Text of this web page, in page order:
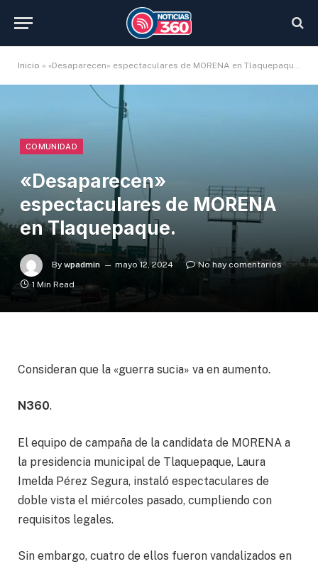
Inicio » «Desaparecen» espectaculares de MORENA en Tlaquepaque.
COMUNIDAD
«Desaparecen»
espectaculares de MORENA
en Tlaquepaque.
By wpadmin mayo 12, 2024
No hay comentarios
1 Min Read
Consideran que la «guerra sucia» va en aumento.
N360.
El equipo de campaña de la candidata de MORENA a
la presidencia municipal de Tlaquepaque, Laura
Imelda Pérez Segura, instaló espectaculares de
doble vista el miércoles pasado, cumpliendo con
requisitos legales.
Sin embargo, cuatro de ellos fueron vandalizados en